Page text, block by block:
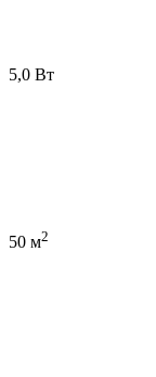
5,0 Вт
50 м2